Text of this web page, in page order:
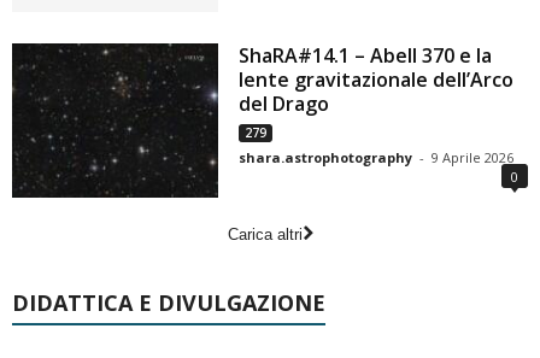
ShaRA#14.1 – Abell 370 e la
lente gravitazionale dell’Arco
del Drago
279
shara.astrophotography - 9 Aprile 2026
0
Carica altri
DIDATTICA E DIVULGAZIONE